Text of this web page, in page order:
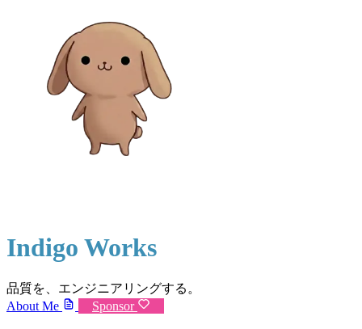
Indigo Works
品質を、エンジニアリングする。
About Me
Sponsor